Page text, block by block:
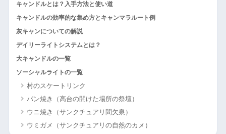
キャンドルとは？入手方法と使い道
キャンドルの効率的な集め方とキャンマラルート例
灰キャンについての解説
デイリーライトシステムとは？
大キャンドルの一覧
ソーシャルライトの一覧
村のスケートリンク
パン焼き（高台の開けた場所の祭壇）
ウニ焼き（サンクチュアリ間欠泉）
ウミガメ（サンクチュアリの自然のカメ）